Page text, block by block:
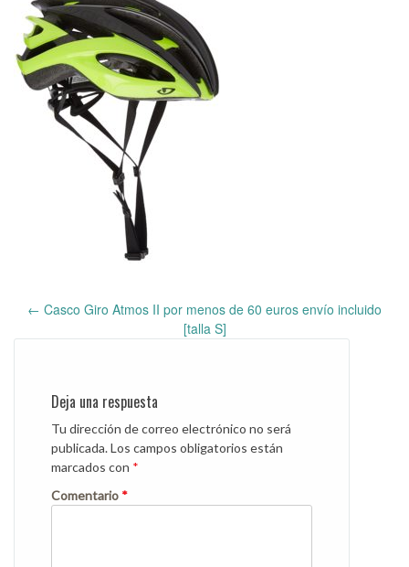
navigation
← Casco Giro Atmos II por menos de 60 euros envío incluido
[talla S]
Deja una respuesta
Tu dirección de correo electrónico no será
publicada.Los campos obligatorios están
marcados con *
Comentario *